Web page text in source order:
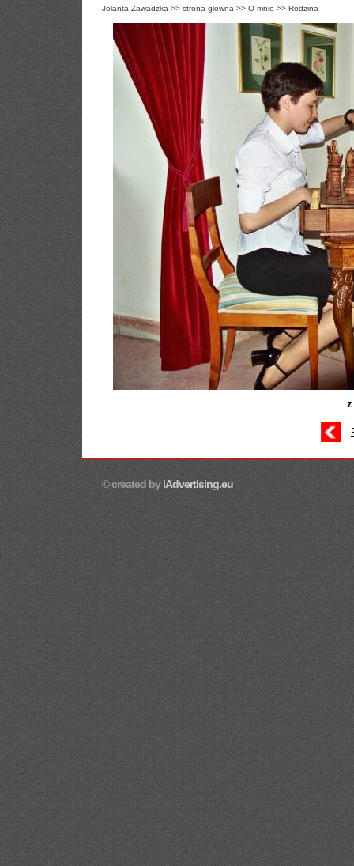
Jolanta Zawadzka >> strona glowna >> O mnie >> Rodzina
© created byiAdvertising.eu